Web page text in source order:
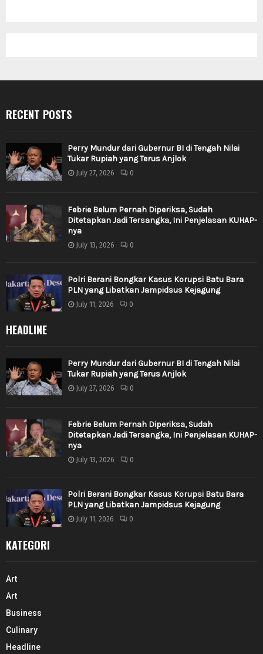
RECENT POSTS
Perry Mundur dari Gubernur BI di Tengah Nilai
Tukar Rupiah yang Terus Anjlok
July 27, 2026 0
Febrie Belum Pernah Diperiksa, Sudah
Ditetapkan Jadi Tersangka, Ini Penjelasan KUHAP-
nya
July 13, 2026 0
Polri Berani Bongkar Kasus Korupsi Batu Bara
PLN yang Libatkan Jampidsus Kejagung
July 11, 2026 0
HEADLINE
Perry Mundur dari Gubernur BI di Tengah Nilai
Tukar Rupiah yang Terus Anjlok
July 27, 2026 0
Febrie Belum Pernah Diperiksa, Sudah
Ditetapkan Jadi Tersangka, Ini Penjelasan KUHAP-
nya
July 13, 2026 0
Polri Berani Bongkar Kasus Korupsi Batu Bara
PLN yang Libatkan Jampidsus Kejagung
July 11, 2026 0
KATEGORI
Art
Art
Business
Culinary
Headline